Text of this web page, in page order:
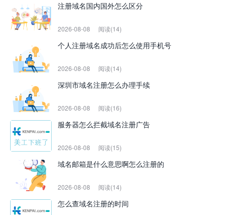
注册域名国内国外怎么区分
2026-08-08 阅读(14)
个人注册域名成功后怎么使用手机号
2026-08-08 阅读(14)
深圳市域名注册怎么办理手续
2026-08-08 阅读(16)
服务器怎么拦截域名注册广告
2026-08-08 阅读(15)
域名邮箱是什么意思啊怎么注册的
2026-08-08 阅读(14)
怎么查域名注册的时间